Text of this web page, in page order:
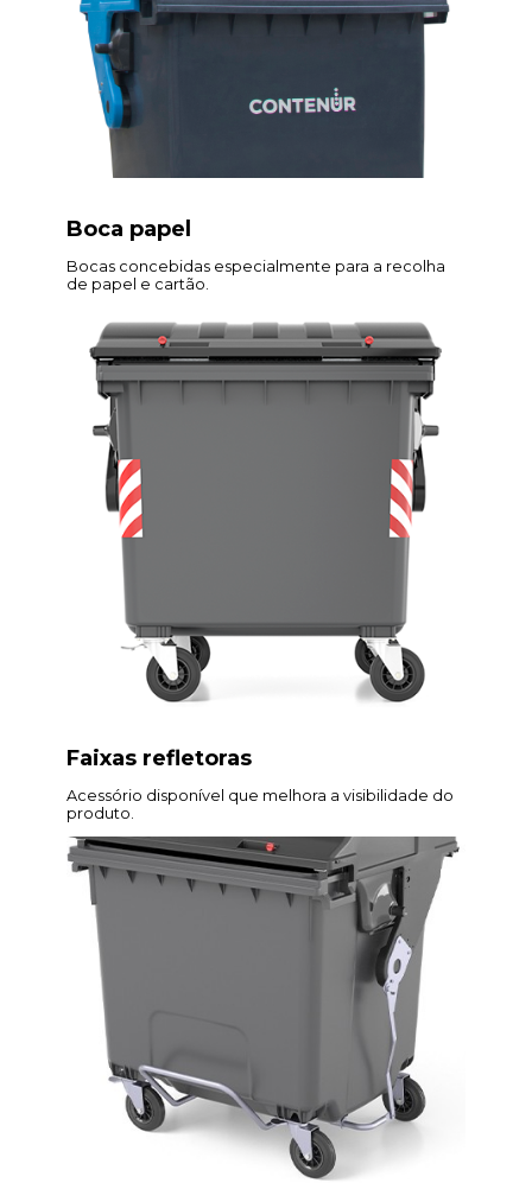
Boca papel
Bocas concebidas especialmente para a recolha
de papel e cartão.
Faixas refletoras
Acessório disponível que melhora a visibilidade do
produto.